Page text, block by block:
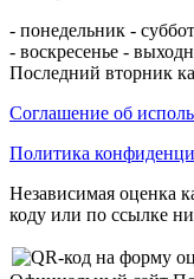
- понедельник -
- воскресенье -
Последний вторник
Соглашение об
Политика
Независимая оценка
коду или по ссылке